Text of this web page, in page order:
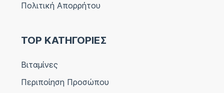
Πολιτική Απορρήτου
TOP ΚΑΤΗΓΟΡΙΕΣ
Βιταμίνες
Περιποίηση Προσώπου